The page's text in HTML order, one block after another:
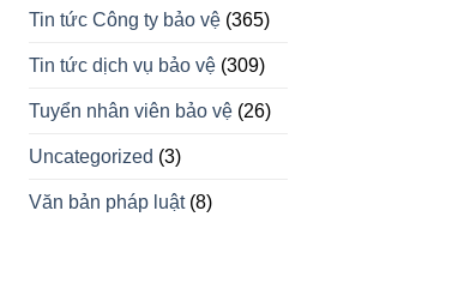
Tin tức Công ty bảo vệ(365)
Tin tức dịch vụ bảo vệ(309)
Tuyển nhân viên bảo vệ(26)
Uncategorized (3)
Văn bản pháp luật(8)